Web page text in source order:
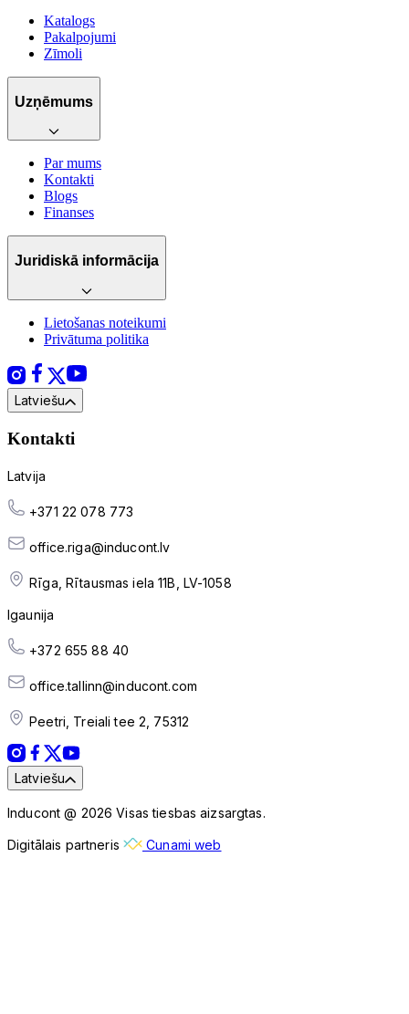
Katalogs
Pakalpojumi
Zīmoli
Uzņēmums
Par mums
Kontakti
Blogs
Finanses
Juridiskā informācija
Lietošanas noteikumi
Privātuma politika
Latviešu
Kontakti
Latvija
+371 22 078 773
office.riga@inducont.lv
Rīga, Rītausmas iela 11B, LV-1058
Igaunija
+372 655 88 40
office.tallinn@inducont.com
Peetri, Treiali tee 2, 75312
Latviešu
Inducont @ 2026 Visas tiesbas aizsargtas.
Digitālais partneris Cunami web